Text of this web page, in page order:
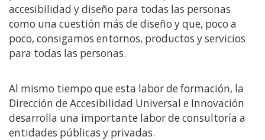
accesibilidad y diseño para todas las personas
como una cuestión más de diseño y que, poco a
poco, consigamos entornos, productos y servicios
para todas las personas.
Al mismo tiempo que esta labor de formación, la
Dirección de Accesibilidad Universal e Innovación
desarrolla una importante labor de consultoría a
entidades públicas y privadas.